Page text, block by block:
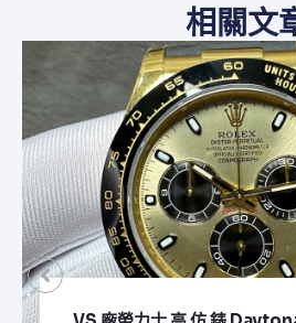
相關文